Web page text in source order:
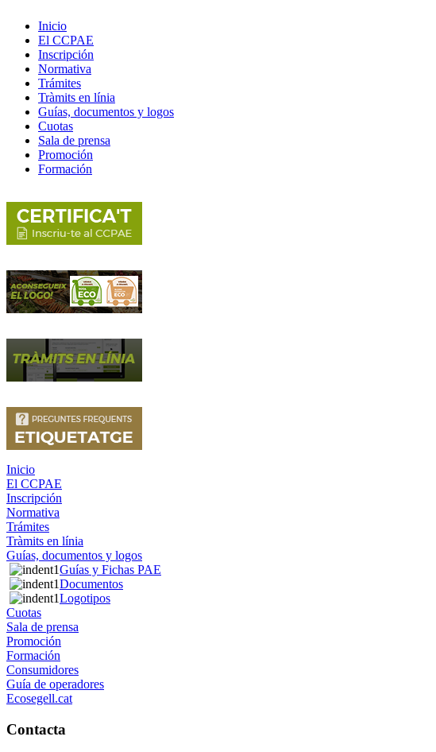
Inicio
El CCPAE
Inscripción
Normativa
Trámites
Tràmits en línia
Guías, documentos y logos
Cuotas
Sala de prensa
Promoción
Formación
Inicio
El CCPAE
Inscripción
Normativa
Trámites
Tràmits en línia
Guías, documentos y logos
Guías y Fichas PAE
Documentos
Logotipos
Cuotas
Sala de prensa
Promoción
Formación
Consumidores
Guía de operadores
Ecosegell.cat
Contacta